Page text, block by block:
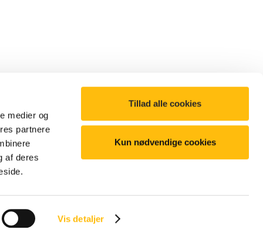
medier og
partnere
af deres
Vis detaljer
Tillad alle cookies
Kun nødvendige cookies